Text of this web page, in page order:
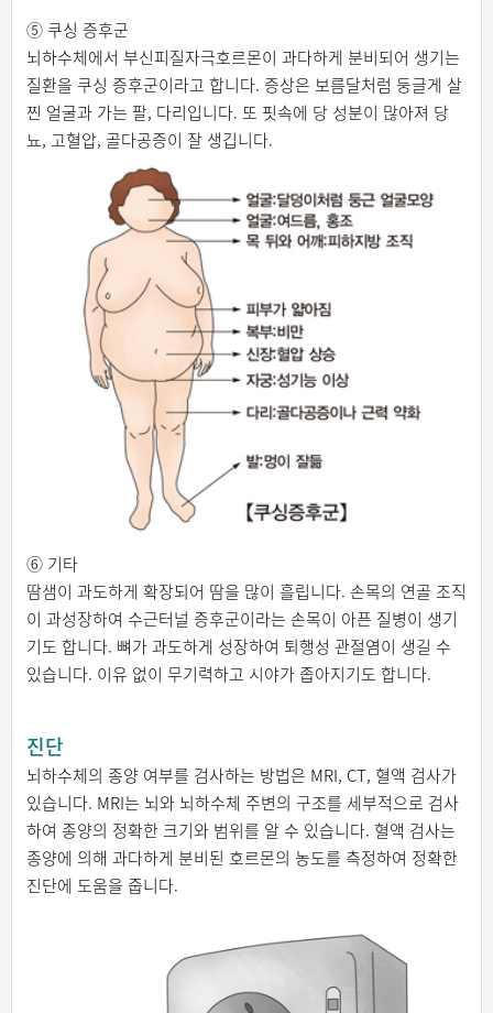
⑤ 쿠싱 증후군
뇌하수체에서 부신피질자극호르몬이 과다하게 분비되어 생기는
질환을 쿠싱 증후군이라고 합니다. 증상은 보름달처럼 둥글게 살
찐 얼굴과 가는 팔, 다리입니다. 또 핏속에 당 성분이 많아져 당
뇨, 고혈압, 골다공증이 잘 생깁니다.
⑥ 기타
땀샘이 과도하게 확장되어 땀을 많이 흘립니다. 손목의 연골 조직
이 과성장하여 수근터널 증후군이라는 손목이 아픈 질병이 생기
기도 합니다. 뼈가 과도하게 성장하여 퇴행성 관절염이 생길 수
있습니다. 이유 없이 무기력하고 시야가 좁아지기도 합니다.
진단
뇌하수체의 종양 여부를 검사하는 방법은 MRI, CT, 혈액 검사가
있습니다. MRI는 뇌와 뇌하수체 주변의 구조를 세부적으로 검사
하여 종양의 정확한 크기와 범위를 알 수 있습니다. 혈액 검사는
종양에 의해 과다하게 분비된 호르몬의 농도를 측정하여 정확한
진단에 도움을 줍니다.